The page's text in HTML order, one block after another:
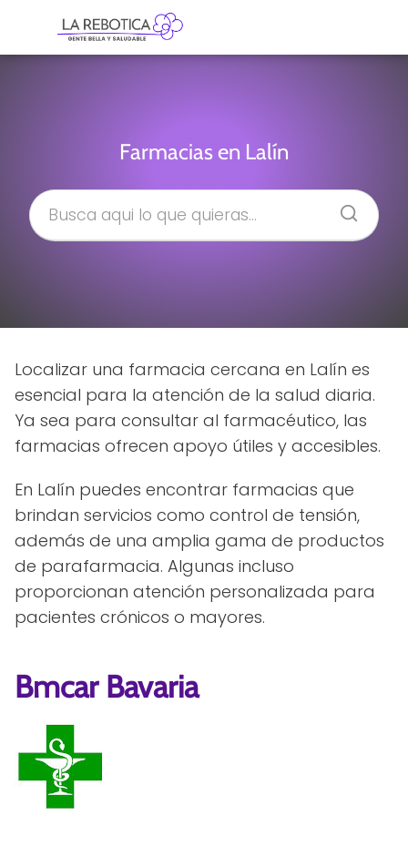
Farmacias en Lalín
Localizar una farmacia cercana en Lalín es
esencial para la atención de la salud diaria.
Ya sea para consultar al farmacéutico, las
farmacias ofrecen apoyo útiles y accesibles.
En Lalín puedes encontrar farmacias que
brindan servicios como control de tensión,
además de una amplia gama de productos
de parafarmacia. Algunas incluso
proporcionan atención personalizada para
pacientes crónicos o mayores.
Bmcar Bavaria